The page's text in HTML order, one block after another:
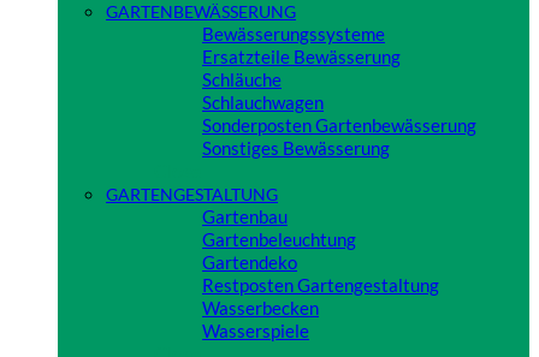
GARTENBEWÄSSERUNG
Bewässerungssysteme
Ersatzteile Bewässerung
Schläuche
Schlauchwagen
Sonderposten Gartenbewässerung
Sonstiges Bewässerung
GARTENGESTALTUNG
Gartenbau
Gartenbeleuchtung
Gartendeko
Restposten Gartengestaltung
Wasserbecken
Wasserspiele